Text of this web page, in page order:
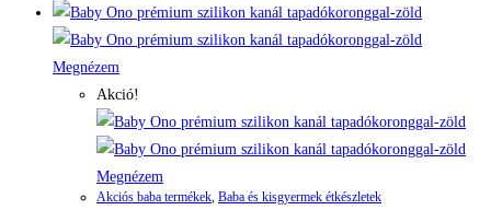
Megnézem
Akció!
Megnézem
Akciós baba termékek, Baba és kisgyermek étkészletek